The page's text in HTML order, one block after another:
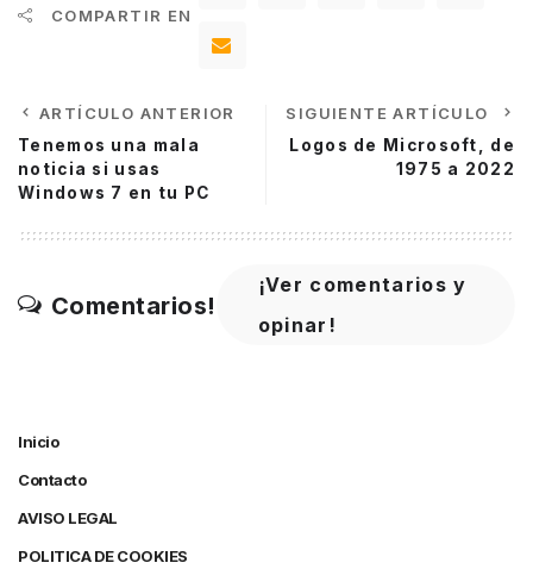
COMPARTIR EN
ARTÍCULO ANTERIOR
Tenemos una mala
noticia si usas
Windows 7 en tu PC
SIGUIENTE ARTÍCULO
Logos de Microsoft, de
1975 a 2022
Comentarios!
¡Ver comentarios y
opinar!
Inicio
Contacto
AVISO LEGAL
POLITICA DE COOKIES